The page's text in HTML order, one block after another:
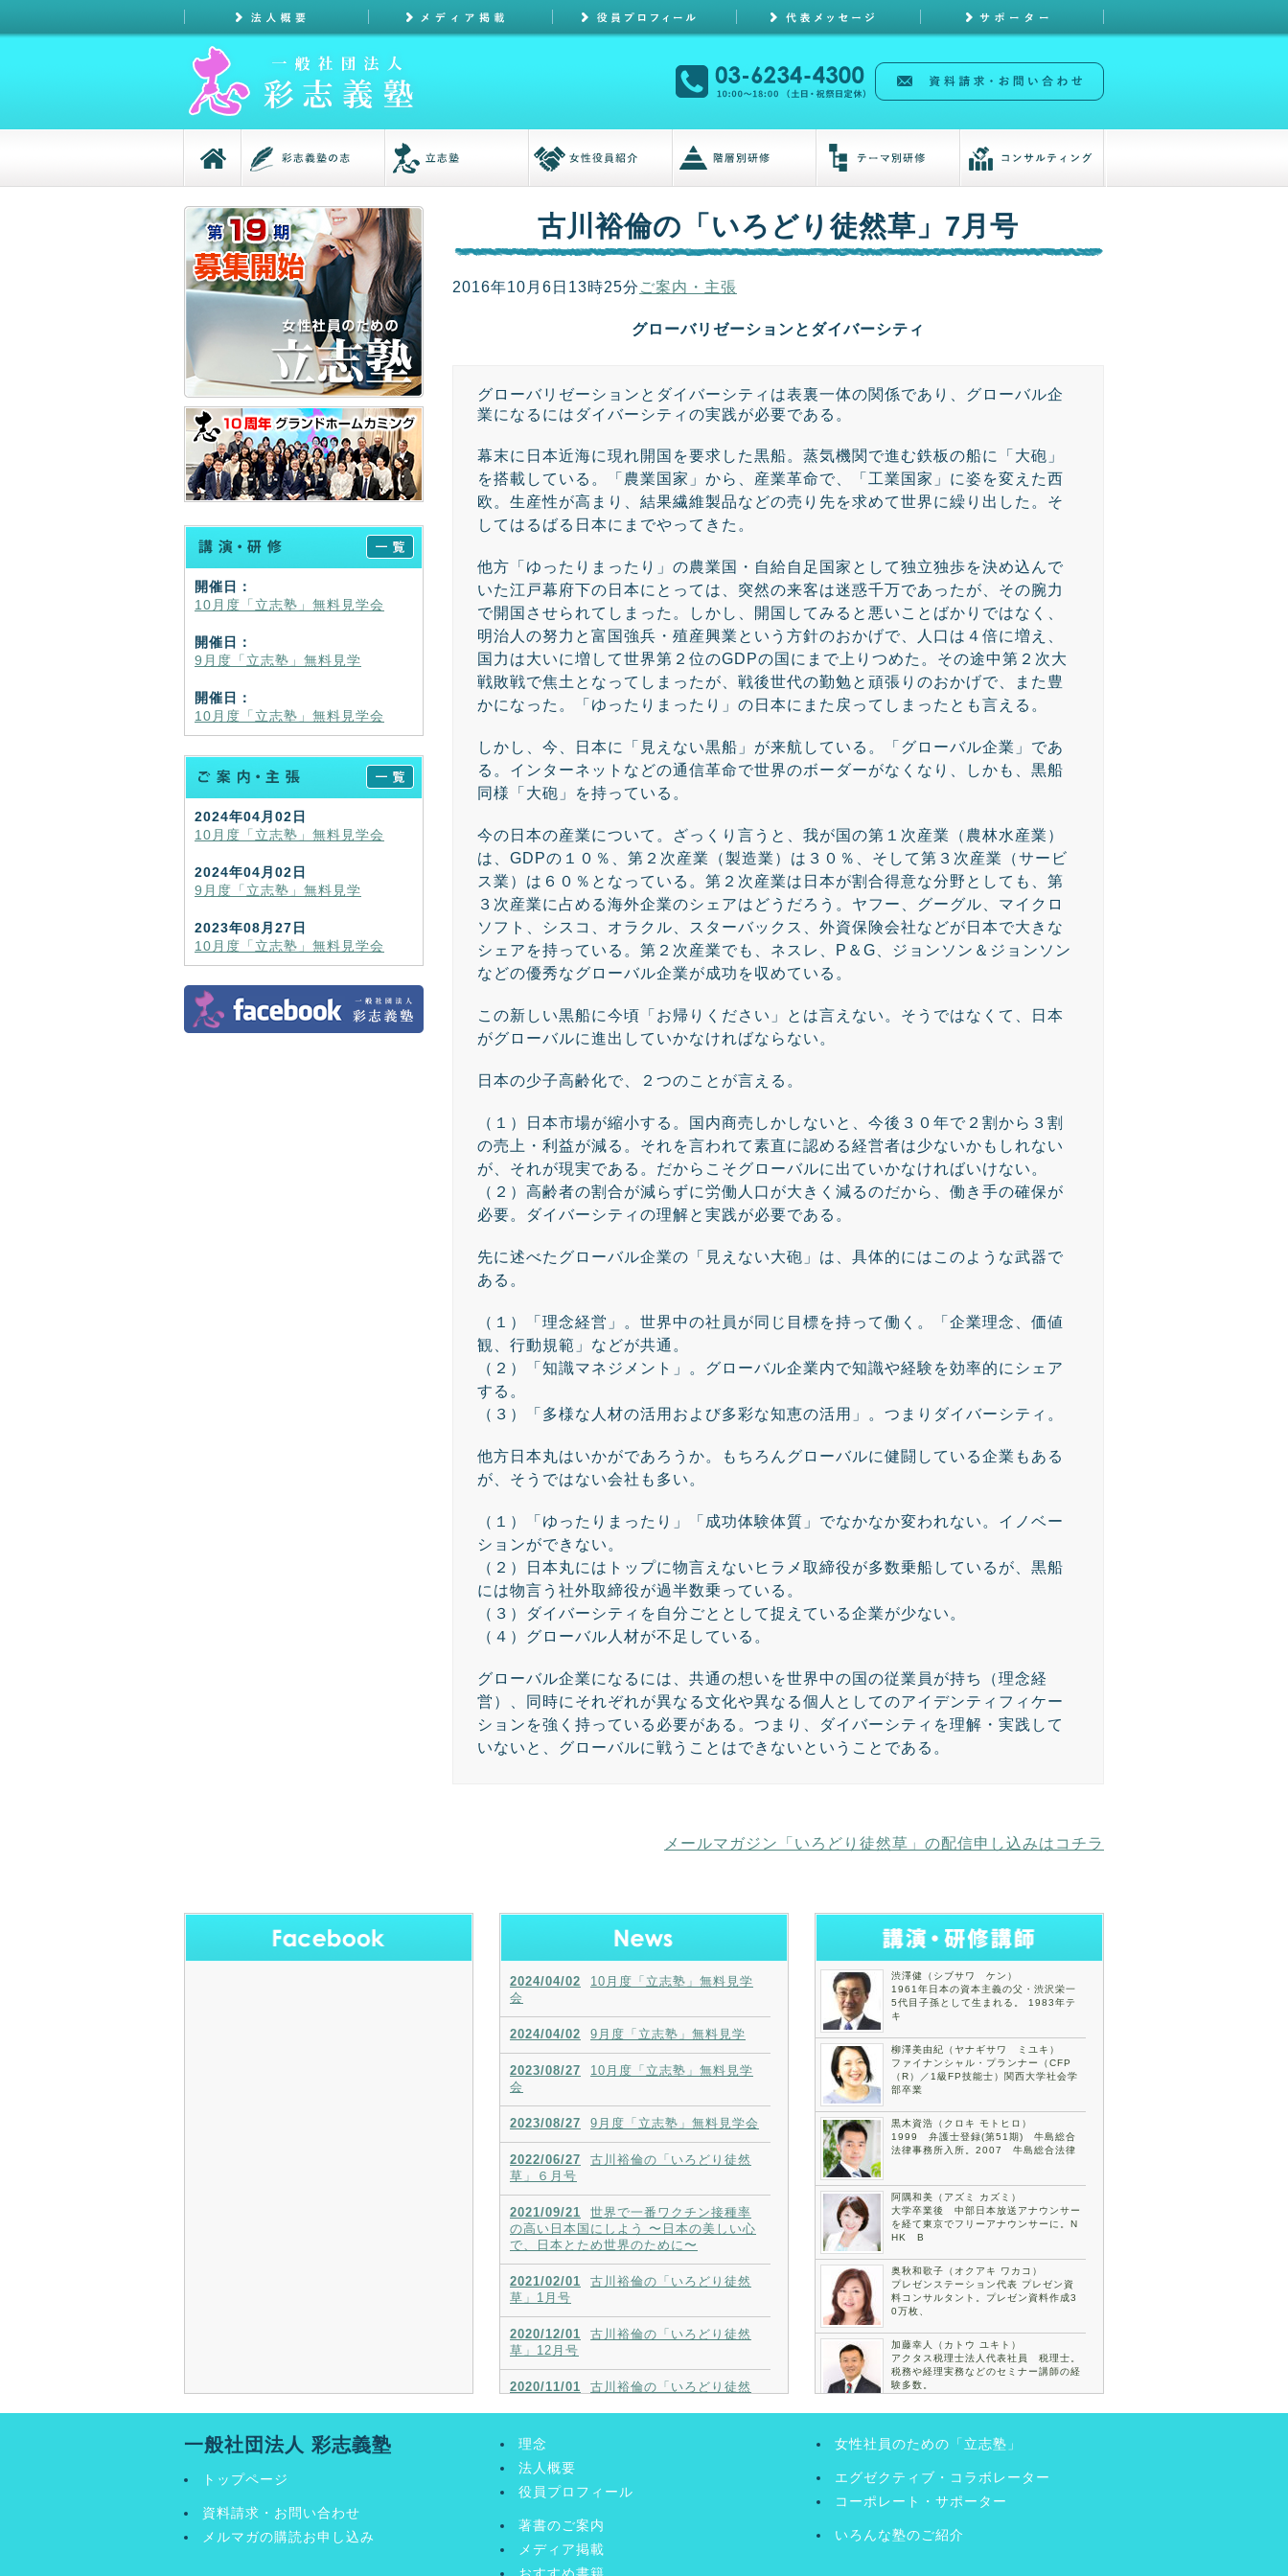
古川裕倫の「いろどり徒然草」7月号
2016年10月6日13時25分 ご案内・主張
グローバリゼーションとダイバーシティ
グローバリゼーションとダイバーシティは表裏一体の関係であり、グローバル企
業になるにはダイバーシティの実践が必要である。
幕末に日本近海に現れ開国を要求した黒船。蒸気機関で進む鉄板の船に「大砲」
を搭載している。「農業国家」から、産業革命で、「工業国家」に姿を変えた西
欧。生産性が高まり、結果繊維製品などの売り先を求めて世界に繰り出した。そ
してはるばる日本にまでやってきた。
他方「ゆったりまったり」の農業国・自給自足国家として独立独歩を決め込んで
いた江戸幕府下の日本にとっては、突然の来客は迷惑千万であったが、その腕力
で開国させられてしまった。しかし、開国してみると悪いことばかりではなく、
明治人の努力と富国強兵・殖産興業という方針のおかげで、人口は４倍に増え、
国力は大いに増して世界第２位のGDPの国にまで上りつめた。その途中第２次大
戦敗戦で焦土となってしまったが、戦後世代の勤勉と頑張りのおかげで、また豊
かになった。「ゆったりまったり」の日本にまた戻ってしまったとも言える。
しかし、今、日本に「見えない黒船」が来航している。「グローバル企業」であ
る。インターネットなどの通信革命で世界のボーダーがなくなり、しかも、黒船
同様「大砲」を持っている。
今の日本の産業について。ざっくり言うと、我が国の第１次産業（農林水産業）
は、GDPの１０％、第２次産業（製造業）は３０％、そして第３次産業（サービ
ス業）は６０％となっている。第２次産業は日本が割合得意な分野としても、第
３次産業に占める海外企業のシェアはどうだろう。ヤフー、グーグル、マイクロ
ソフト、シスコ、オラクル、スターバックス、外資保険会社などが日本で大きな
シェアを持っている。第２次産業でも、ネスレ、P＆G、ジョンソン＆ジョンソン
などの優秀なグローバル企業が成功を収めている。
この新しい黒船に今頃「お帰りください」とは言えない。そうではなくて、日本
がグローバルに進出していかなければならない。
日本の少子高齢化で、２つのことが言える。
（１）日本市場が縮小する。国内商売しかしないと、今後３０年で２割から３割
の売上・利益が減る。それを言われて素直に認める経営者は少ないかもしれない
が、それが現実である。だからこそグローバルに出ていかなければいけない。
（２）高齢者の割合が減らずに労働人口が大きく減るのだから、働き手の確保が
必要。ダイバーシティの理解と実践が必要である。
先に述べたグローバル企業の「見えない大砲」は、具体的にはこのような武器で
ある。
（１）「理念経営」。世界中の社員が同じ目標を持って働く。「企業理念、価値
観、行動規範」などが共通。
（２）「知識マネジメント」。グローバル企業内で知識や経験を効率的にシェア
する。
（３）「多様な人材の活用および多彩な知恵の活用」。つまりダイバーシティ。
他方日本丸はいかがであろうか。もちろんグローバルに健闘している企業もある
が、そうではない会社も多い。
（１）「ゆったりまったり」「成功体験体質」でなかなか変われない。イノベー
ションができない。
（２）日本丸にはトップに物言えないヒラメ取締役が多数乗船しているが、黒船
には物言う社外取締役が過半数乗っている。
（３）ダイバーシティを自分ごととして捉えている企業が少ない。
（４）グローバル人材が不足している。
グローバル企業になるには、共通の想いを世界中の国の従業員が持ち（理念経
営）、同時にそれぞれが異なる文化や異なる個人としてのアイデンティフィケー
ションを強く持っている必要がある。つまり、ダイバーシティを理解・実践して
いないと、グローバルに戦うことはできないということである。
メールマガジン「いろどり徒然草」の配信申し込みはコチラ
開催日：
10月度「立志塾」無料見学会
開催日：
9月度「立志塾」無料見学
開催日：
10月度「立志塾」無料見学会
2024年04月02日
10月度「立志塾」無料見学会
2024年04月02日
9月度「立志塾」無料見学
2023年08月27日
10月度「立志塾」無料見学会
2024/04/02
10月度「立志塾」無料見学
会
2024/04/02 9月度「立志塾」無料見学
2023/08/27
10月度「立志塾」無料見学
会
2023/08/27 9月度「立志塾」無料見学会
2022/06/27
古川裕倫の「いろどり徒然
草」６月号
2021/09/21
世界で一番ワクチン接種率
の高い日本国にしよう 〜日本の美しい心
で、日本とため世界のために〜
2021/02/01
古川裕倫の「いろどり徒然
草」1月号
2020/12/01
古川裕倫の「いろどり徒然
草」12月号
2020/11/01
古川裕倫の「いろどり徒然
2020/10/01
草」10月号
渋澤健（シブサワ ケン）
1961年日本の資本主義の父・渋沢栄一
5代目子孫として生まれる。 1983年テ
キ
柳澤美由紀（ヤナギサワ ミユキ）
ファイナンシャル・プランナー（CFP
（R）／1級FP技能士）関西大学社会学
部卒業
黒木資浩（クロキ モトヒロ）
1999 弁護士登録(第51期) 牛島総合
法律事務所入所。2007 牛島総合法律
阿隅和美（アズミ カズミ）
大学卒業後 中部日本放送アナウンサー
を経て東京でフリーアナウンサーに。N
HK B
奥秋和歌子（オクアキ ワカコ）
プレゼンステーション代表 プレゼン資
料コンサルタント。プレゼン資料作成3
0万枚、
加藤幸人（カトウ ユキト）
アクタス税理士法人代表社員 税理士。
税務や経理実務などのセミナー講師の経
験多数。
ビジネス塾名誉塾長。株式会社多久案代
株式会社Willコミュニケーション 代表
入庁
一般社団法人 彩志義塾
トップページ
資料請求・お問い合わせ
メルマガの購読お申し込み
理念
法人概要
役員プロフィール
著書のご案内
メディア掲載
女性社員のための「立志塾」
エグゼクティブ・コラボレーター
コーポレート・サポーター
いろんな塾のご紹介